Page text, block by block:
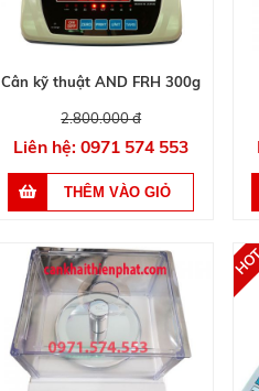
Cân kỹ thuật AND FRH 300g
2.800.000 đ
Liên hệ: 0971 574 553